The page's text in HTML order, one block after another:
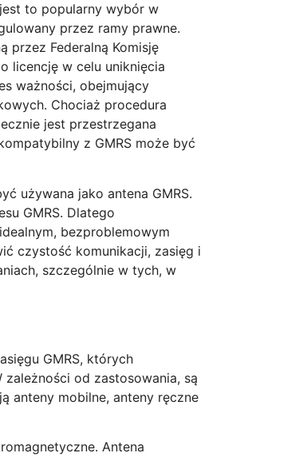
to popularny wybór w
przez ramy prawne.
przez Federalną Komisję
licencję w celu uniknięcia
ważności, obejmujący
Chociaż procedura
jest przestrzegana
z GMRS może być
używana jako antena GMRS.
GMRS. Dlatego
bezproblemowym
czystość komunikacji, zasięg i
szczególnie w tych, w
GMRS, których
od zastosowania, są
anteny mobilne, anteny ręczne
Antena